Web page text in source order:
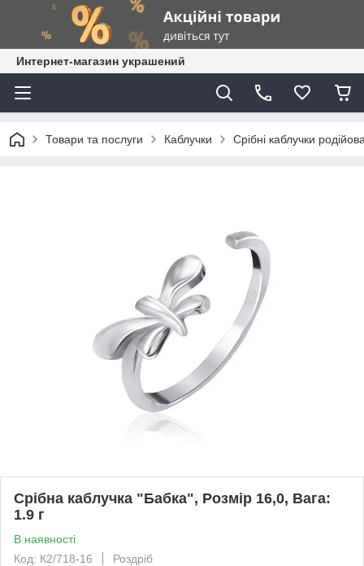
Интернет-магазин украшений
Товари та послуги Каблучки Срібні каблучки
Срібна каблучка "Бабка", Розмір 16,0, Вага:
1.9 г
В наявності
Код: К2/718-16
Роздріб